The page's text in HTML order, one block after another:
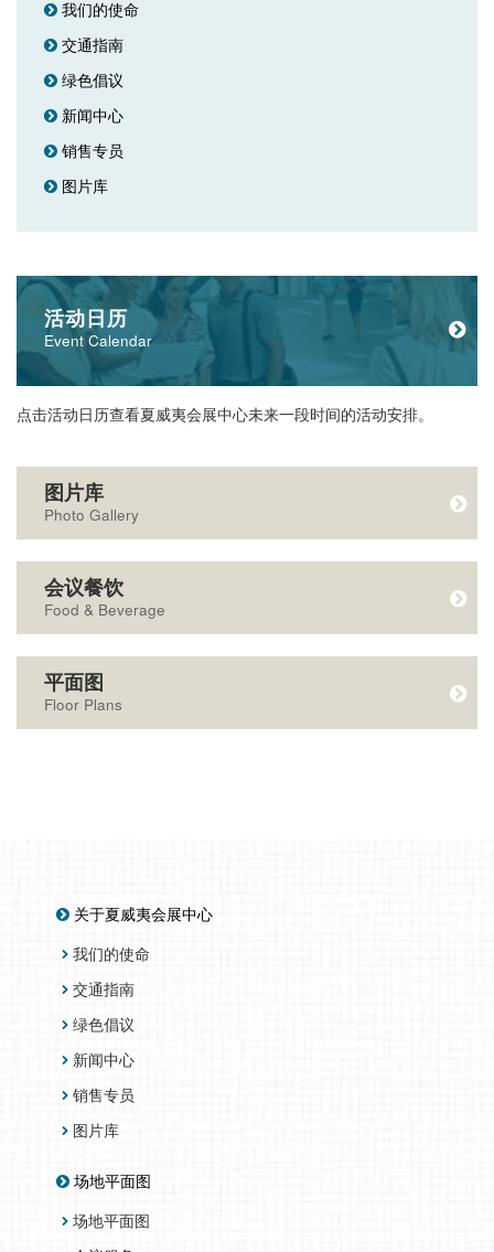
我们的使命
交通指南
绿色倡议
新闻中心
销售专员
图片库
活动日历
Event Calendar
点击活动日历查看夏威夷会展中心未来一段时间的活动安排。
图片库
Photo Gallery
会议餐饮
Food & Beverage
平面图
Floor Plans
关于夏威夷会展中心
我们的使命
交通指南
绿色倡议
新闻中心
销售专员
图片库
场地平面图
场地平面图